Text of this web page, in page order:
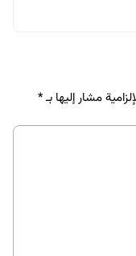
مشار إليها بـ*